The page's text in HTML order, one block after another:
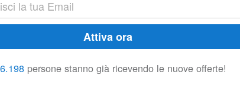
Alba, ricerca per realt cliente sulla zona di Cherasco OPERAIO/A
dovr occuparsi della pulizia dei pannelli fotovoltaici, all'occorrenza
Offerte simili:
persone stanno già ricevendo le nuove offerte!